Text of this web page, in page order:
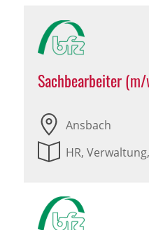
Sachbearbeiter
Ansbach
HR,